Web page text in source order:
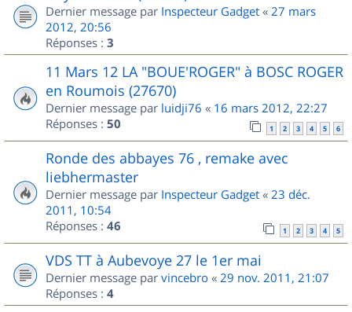
Dernier message par Inspecteur Gadget « 27 mars
2012, 20:56
Réponses : 3
11 Mars 12 LA "BOUE'ROGER" à BOSC ROGER
en Roumois (27670)
Dernier message par luidji76 « 16 mars 2012, 22:27
Réponses : 50 1 2 3 4 5 6
Ronde des abbayes 76 , remake avec
liebhermaster
Dernier message par Inspecteur Gadget « 23 déc.
2011, 10:54
Réponses : 46 1 2 3 4 5
VDS TT à Aubevoye 27 le 1er mai
Dernier message par vincebro « 29 nov. 2011, 21:07
Réponses : 4